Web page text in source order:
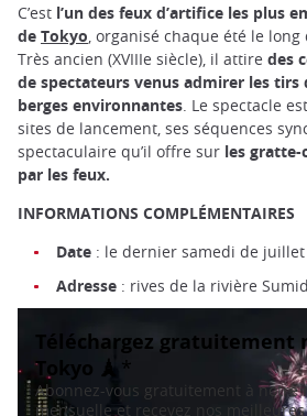
C’est l’un des feux d’artifice les plus
de Tokyo , organisé chaque été le
Très ancien (XVIIIe siècle), il attire des
de spectateurs venus admirer les tirs
berges environnantes . Le spectacle
sites de lancement, ses séquences
spectaculaire qu’il offre sur les
par les feux.
INFORMATIONS COMPLÉMENTAIRES
Date : le dernier samedi de juillet
Adresse : rives de la rivière